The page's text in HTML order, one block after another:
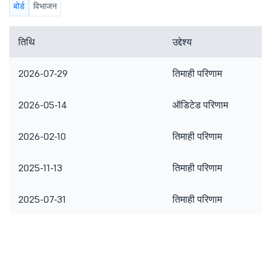
बोर्ड विभाजन
तिथि उद्देश्य
2026-07-29 तिमाही परिणाम
2026-05-14 ऑडिटेड परिणाम
2026-02-10 तिमाही परिणाम
2025-11-13 तिमाही परिणाम
2025-07-31 तिमाही परिणाम